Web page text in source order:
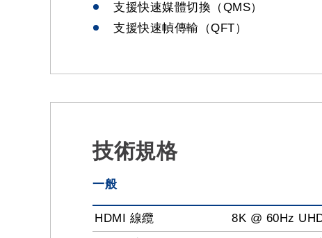
支援快速媒體切換（QMS）
支援快速幀傳輸（QFT）
技術規格
一般
HDMI 線纜
8K @ 60Hz